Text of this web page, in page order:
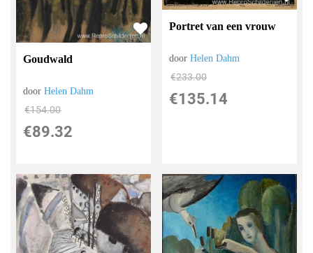
Goudwald
doorHelen Dahm
€154.00
€89.32
Portret van een vrouw
doorHelen Dahm
€233.00
€135.14